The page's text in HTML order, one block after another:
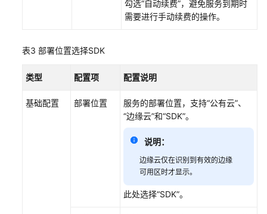
勾选“自动续费”，避免服务到期时
需要进行手动续费的操作。
表3 部署位置选择SDK
类型 配置项 配置说明
基础配置 部署位置 服务的部署位置，支持“公有云”、
“边缘云”和“SDK”。
说明：
边缘云仅在识别到有效的边缘
可用区时才显示。
此处选择“SDK”。